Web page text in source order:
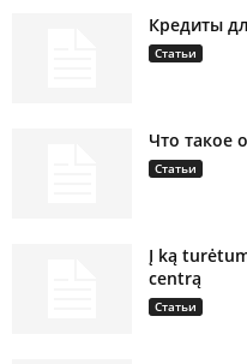
Кредиты
Статьи
Что такое
Статьи
Į ką
centrą
Статьи